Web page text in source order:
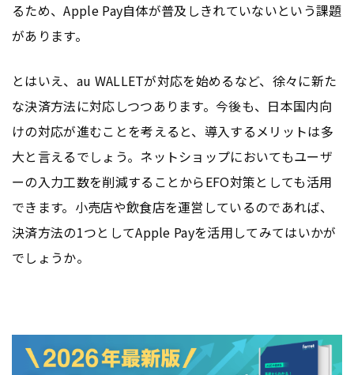
るため、Apple Pay自体が普及しきれていないという課題
があります。
とはいえ、au WALLETが対応を始めるなど、徐々に新た
な決済方法に対応しつつあります。今後も、日本国内向
けの対応が進むことを考えると、導入するメリットは多
大と言えるでしょう。ネットショップにおいてもユーザ
ーの入力工数を削減することからEFO対策としても活用
できます。小売店や飲食店を運営しているのであれば、
決済方法の1つとしてApple Payを活用してみてはいかが
でしょうか。